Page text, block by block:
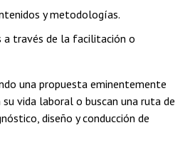
y metodologías.
a través de la facilitación o
una propuesta eminentemente
vida laboral o buscan una ruta de
diseño y conducción de